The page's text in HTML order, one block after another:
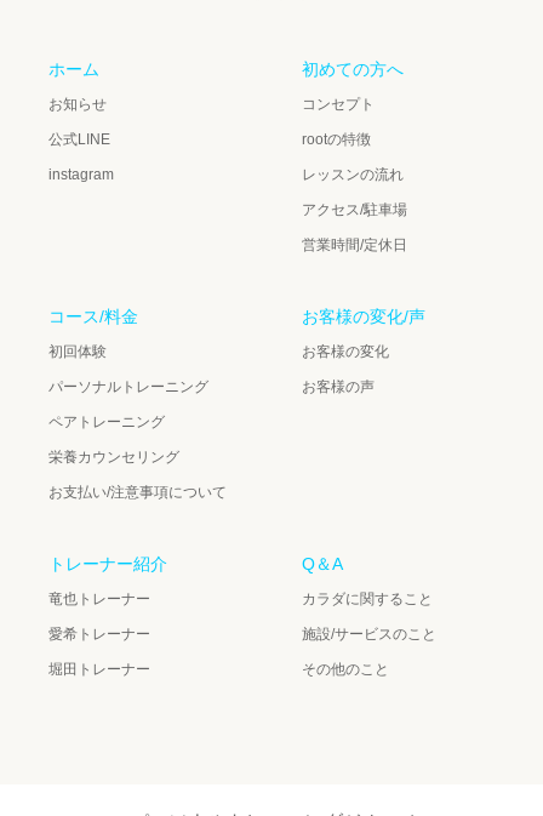
ホーム
お知らせ
公式LINE
instagram
初めての方へ
コンセプト
rootの特徴
レッスンの流れ
アクセス/駐車場
営業時間/定休日
コース/料金
初回体験
パーソナルトレーニング
ペアトレーニング
栄養カウンセリング
お支払い/注意事項について
お客様の変化/声
お客様の変化
お客様の声
トレーナー紹介
竜也トレーナー
愛希トレーナー
堀田トレーナー
Q＆A
カラダに関すること
施設/サービスのこと
その他のこと